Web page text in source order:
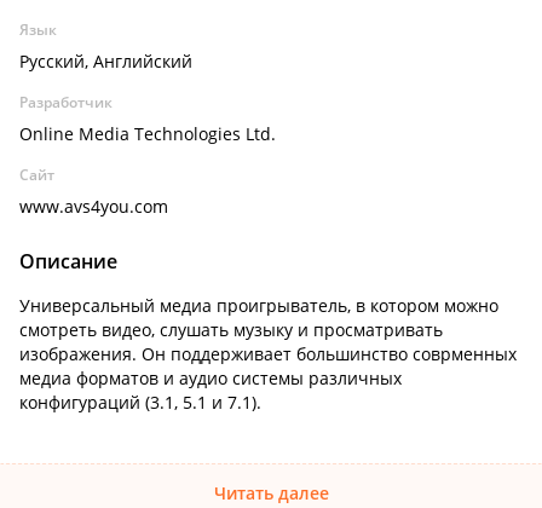
Язык
Русский, Английский
Разработчик
Online Media Technologies Ltd.
Сайт
www.avs4you.com
Описание
Универсальный медиа проигрыватель, в котором можно
смотреть видео, слушать музыку и просматривать
изображения. Он поддерживает большинство соврменных
медиа форматов и аудио системы различных
конфигураций (3.1, 5.1 и 7.1).
Читать далее